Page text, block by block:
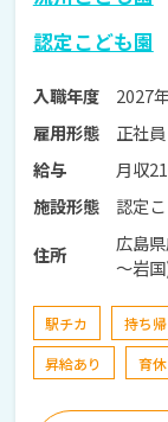
認定こども園
入職年度
2027
雇用形態
正社員
給与
月収
施設形態
認定
住所
広島県広
～岩
駅チカ 持ち
昇給あり
育